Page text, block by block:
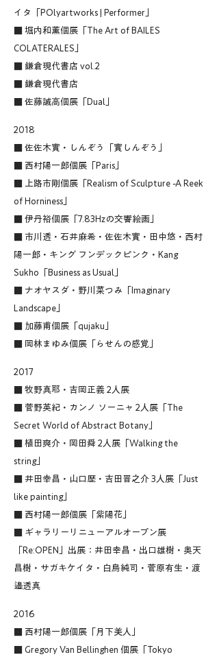
イタ「POlyartworks | Performer」
■ 堀内和薫個展「The Art of BAILES
COLATERALES​」
■ 鎌倉現代書店 vol.2
■ 鎌倉現代書店
■ 佐藤誠高個展「Dual」
2018
■ 佐佐木實・しんぞう「實しんぞう」
■ 西村陽一郎個展「Paris」
■ 上路市剛個展「Realism of Sculpture -A Reek
of Horniness」
■ 伊丹裕個展「7.83Hzの交響絵画」
■ 市川透・石井麻希・佐佐木實・田中悠・西村
陽一郎・キング フンデックピンク・Kang
Sukho「Business as Usual」
■ ナオヤスダ・野川菜つみ「Imaginary
Landscape」
■ 加藤甫個展「qujaku」
■ 岡林まゆみ個展「らせんの感覚」
2017
■ 牧野真耶・吉岡正義 2人展
■ 菅野英紀・カンノ ソーニャ 2人展「The
Secret World of Abstract Botany」
■ 植田爽介・岡田舜 2人展「Walking the
string」
■ 井田幸昌・山口歴・吉田晋之介 3人展「Just
like painting」
■ 西村陽一郎個展「紫陽花」
■ ギャラリーリニューアルオープン展
「Re:OPEN」出展：井田幸昌・出口雄樹・奥天
昌樹・サガキケイタ・白鳥純司・菅原有生・渡
邉透真
2016
■ 西村陽一郎個展「月下美人」
■ Gregory Van Bellinghen 個展「Tokyo